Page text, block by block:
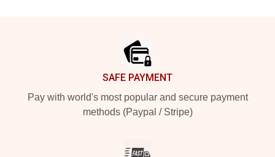
SAFE PAYMENT
Pay with world's most popular and secure payment
methods (Paypal / Stripe)